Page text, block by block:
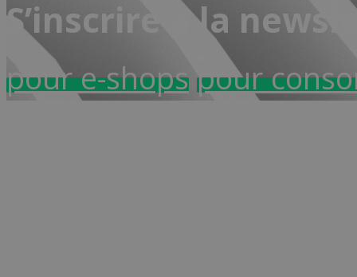
S’inscrire à la
pour e-shopspour